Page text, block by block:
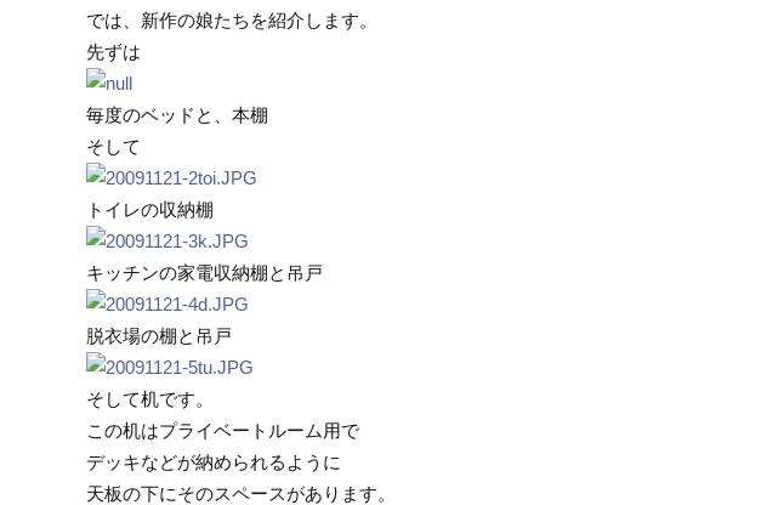
では、新作の娘たちを紹介します。
先ずは
毎度のベッドと、本棚
そして
トイレの収納棚
キッチンの家電収納棚と吊戸
脱衣場の棚と吊戸
そして机です。
この机はプライベートルーム用で
デッキなどが納められるように
天板の下にそのスペースがあります。